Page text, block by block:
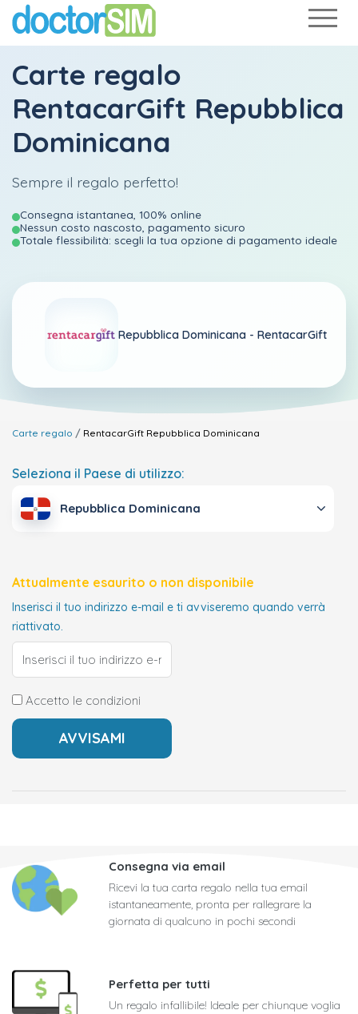
Carte regalo
RentacarGift Repubblica
Dominicana
Sempre il regalo perfetto!
Consegna istantanea, 100% online
Nessun costo nascosto, pagamento sicuro
Totale flessibilità: scegli la tua opzione di pagamento ideale
Repubblica Dominicana - RentacarGift
Carte regalo RentacarGift Repubblica Dominicana
Seleziona il Paese di utilizzo:
Repubblica Dominicana
Attualmente esaurito o non disponibile
Inserisci il tuo indirizzo e-mail e ti avviseremo quando verrà
riattivato.
Accetto le condizioni
Consegna via email
Ricevi la tua carta regalo nella tua email
istantaneamente, pronta per rallegrare la
giornata di qualcuno in pochi secondi
Perfetta per tutti
Un regalo infallibile! Ideale per chiunque voglia